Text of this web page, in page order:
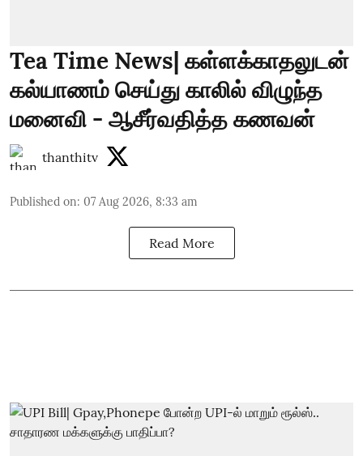
Tea Time News| கள்ளக்காதலுடன்
கல்யாணம் செய்து காலில் விழுந்த
மனைவி - ஆசீர்வதித்த கணவன்
thanthitv
Published on: 07 Aug 2026, 8:33 am
Read More